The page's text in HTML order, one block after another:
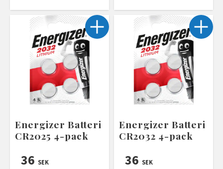
Energizer Batteri
CR2025 4-pack
36 SEK
Energizer Batteri
CR2032 4-pack
36 SEK